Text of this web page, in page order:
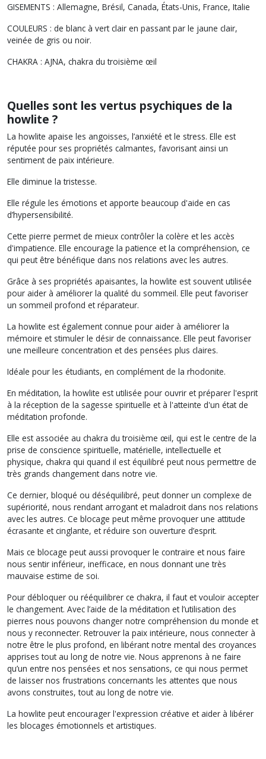
GISEMENTS : Allemagne, Brésil, Canada, États-Unis, France, Italie
COULEURS : de blanc à vert clair en passant par le jaune clair,
veinée de gris ou noir.
CHAKRA : AJNA, chakra du troisième œil
Quelles sont les vertus psychiques de la
howlite ?
La howlite apaise les angoisses, l’anxiété et le stress. Elle est
réputée pour ses propriétés calmantes, favorisant ainsi un
sentiment de paix intérieure.
Elle diminue la tristesse.
Elle régule les émotions et apporte beaucoup d'aide en cas
d’hypersensibilité.
Cette pierre permet de mieux contrôler la colère et les accès
d'impatience. Elle encourage la patience et la compréhension, ce
qui peut être bénéfique dans nos relations avec les autres.
Grâce à ses propriétés apaisantes, la howlite est souvent utilisée
pour aider à améliorer la qualité du sommeil. Elle peut favoriser
un sommeil profond et réparateur.
La howlite est également connue pour aider à améliorer la
mémoire et stimuler le désir de connaissance. Elle peut favoriser
une meilleure concentration et des pensées plus claires.
Idéale pour les étudiants, en complément de la rhodonite.
En méditation, la howlite est utilisée pour ouvrir et préparer l'esprit
à la réception de la sagesse spirituelle et à l'atteinte d'un état de
méditation profonde.
Elle est associée au chakra du troisième œil, qui est le centre de la
prise de conscience spirituelle, matérielle, intellectuelle et
physique, chakra qui quand il est équilibré peut nous permettre de
très grands changement dans notre vie.
Ce dernier, bloqué ou déséquilibré, peut donner un complexe de
supériorité, nous rendant arrogant et maladroit dans nos relations
avec les autres. Ce blocage peut même provoquer une attitude
écrasante et cinglante, et réduire son ouverture d’esprit.
Mais ce blocage peut aussi provoquer le contraire et nous faire
nous sentir inférieur, inefficace, en nous donnant une très
mauvaise estime de soi.
Pour débloquer ou rééquilibrer ce chakra, il faut et vouloir accepter
le changement. Avec l’aide de la méditation et l’utilisation des
pierres nous pouvons changer notre compréhension du monde et
nous y reconnecter. Retrouver la paix intérieure, nous connecter à
notre être le plus profond, en libérant notre mental des croyances
apprises tout au long de notre vie. Nous apprenons à ne faire
qu’un entre nos pensées et nos sensations, ce qui nous permet
de laisser nos frustrations concernants les attentes que nous
avons construites, tout au long de notre vie.
La howlite peut encourager l'expression créative et aider à libérer
les blocages émotionnels et artistiques.